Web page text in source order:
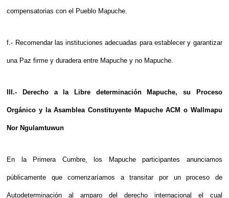
compensatorias con el Pueblo Mapuche.
f.- Recomendar las instituciones adecuadas para establecer y garantizar
una Paz firme y duradera entre Mapuche y no Mapuche.
III.- Derecho a la Libre determinación Mapuche, su Proceso
Orgánico y la Asamblea Constituyente Mapuche ACM o Wallmapu
Nor Ngulamtuwun
En la Primera Cumbre, los Mapuche participantes anunciamos
públicamente que comenzaríamos a transitar por un proceso de
Autodeterminación al amparo del derecho internacional el cual